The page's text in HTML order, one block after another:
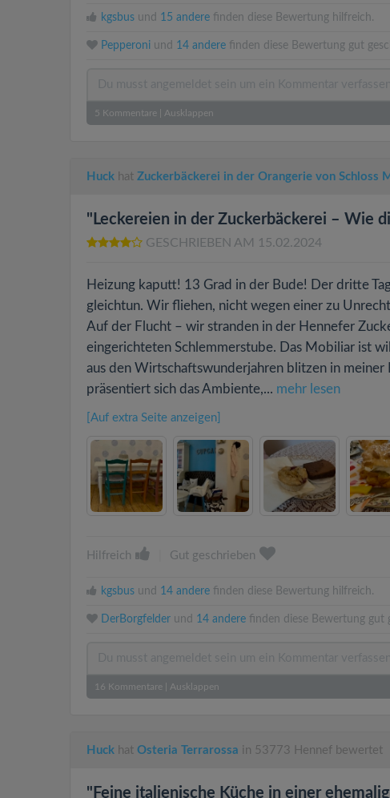
kgsbus und 15 andere finden diese Bewertung hilfreich.
Pepperoni und 14 andere finden diese Bewertung gut
5 Kommentare Ausklappen
Huck hat Zuckerbäckerei in der Orangerie von Schloss
"Leckereien in der Zuckerbäckerei – Wie
GESCHRIEBEN AM 15.02.2024
Heizung kaputt! 13 Grad in der Bude! Der dritte
gleichtun. Wir fliehen, nicht wegen einer zu
Auf der Flucht – wir stranden in der Hennefer
eingerichteten Schlemmerstube. Das Mobiliar ist
aus den Wirtschaftswunderjahren blitzen in
präsentiert sich das Ambiente,... mehr lesen
[Auf extra Seite anzeigen]
Hilfreich Gut geschrieben
kgsbus und 14 andere finden diese Bewertung hilfreich.
DerBorgfelder und 14 andere finden diese Bewertung gut
16 Kommentare Ausklappen
Huck hat Osteria Terrarossa in 53773 Hennef bewertet
"Feine italienische Küche in einer